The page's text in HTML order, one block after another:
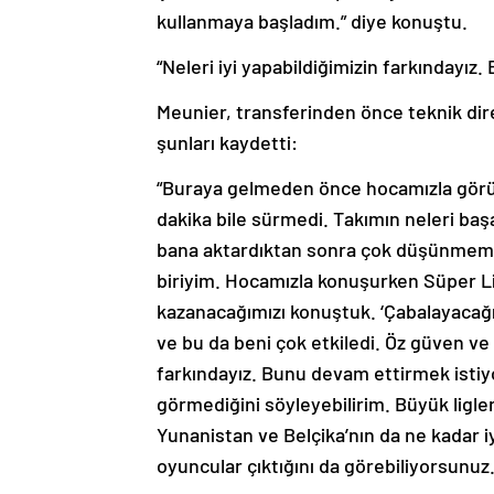
kullanmaya başladım.” diye konuştu.
“Neleri iyi yapabildiğimizin
Meunier, transferinden önce teknik
şunları kaydetti:
“Buraya gelmeden önce hocamızla
dakika bile sürmedi. Takımın neleri
bana aktardıktan sonra çok
biriyim. Hocamızla konuşurken Süper
kazanacağımızı konuştuk.
ve bu da beni çok etkiledi. Öz güven
farkındayız. Bunu devam ettirmek
görmediğini söyleyebilirim. Büyük
Yunanistan ve Belçika’nın da ne
oyuncular çıktığını da